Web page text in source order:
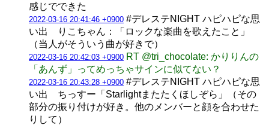
感じでできた
2022-03-16 20:41:46 +0900 #デレステNIGHT ハピハピな思
い出 りこちゃん：「ロックな楽曲を歌えたこと」
（当人がそういう曲が好きで）
2022-03-16 20:42:03 +0900 RT @tri_chocolate: かりりんの
「あんず」ってめっちゃサインに似てない？
2022-03-16 20:43:28 +0900 #デレステNIGHT ハピハピな思
い出 ちっすー「Starlightまたたくほしぞら」（その
部分の振り付けが好き。他のメンバーと顔を合わせた
りして）